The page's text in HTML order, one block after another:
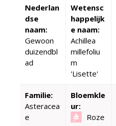
Nederlan
dse
naam:
Gewoon
duizendbl
ad
Wetensc
happelijk
e naam:
Achillea
millefoliu
m
'Lisette'
Familie:
Asteracea
e
Bloemkle
ur:
Roze